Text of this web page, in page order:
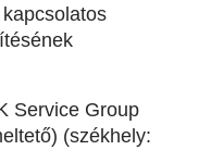
Service Group
(székhely: